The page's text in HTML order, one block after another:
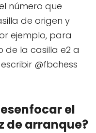
número que
de origen y
ejemplo, para
de la casilla e2 a
@fbchess
el
de arranque?